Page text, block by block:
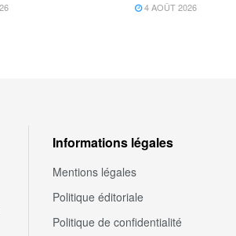
4 AOÛT 2026
Informations légales
Mentions légales
Politique éditoriale
Politique de confidentialité